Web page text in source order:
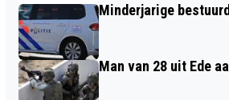
Minderjarige
Man van 28 uit Ede